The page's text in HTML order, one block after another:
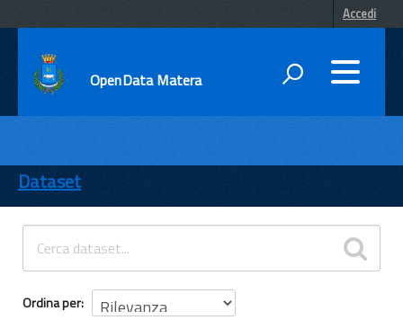
Accedi
OpenData Matera
ENTI
TEMI
INFORMAZIONI
Dataset
Ordina per